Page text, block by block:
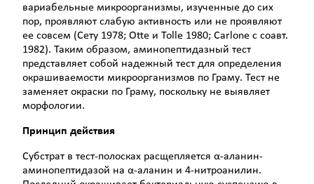
вариабельные микроорганизмы, изученные до сих
пор, проявляют слабую активность или не проявляют
ее совсем (Сету 1978; Otte и Tolle 1980; Carlone с соавт.
1982). Таким образом, аминопептидазный тест
представляет со­бой надежный тест для определения
окрашиваемости микроорганизмов по Граму. Тест не
заменяет окраски по Граму, поскольку не выявляет
морфологии.
Принцип действия
Субстрат в тест-полосках расщепляется α-аланин-
аминопептидазой на α-аланин и 4-нитроанилин.